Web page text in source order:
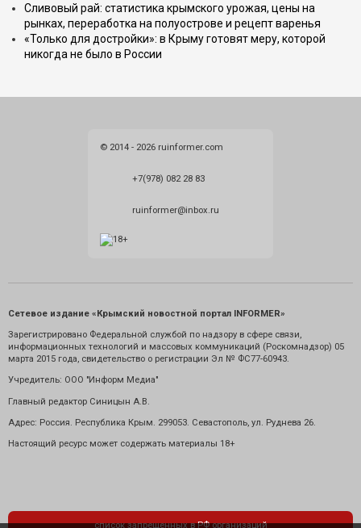
Сливовый рай: статистика крымского урожая, цены на
рынках, переработка на полуострове и рецепт варенья
«Только для достройки»: в Крыму готовят меру, которой
никогда не было в России
© 2014 - 2026 ruinformer.com
+7(978) 082 28 83
ruinformer@inbox.ru
Сетевое издание «Крымский новостной портал INFORMER»
Зарегистрировано Федеральной службой по надзору в сфере связи,
информационных технологий и массовых коммуникаций (Роскомнадзор) 05
марта 2015 года, свидетельство о регистрации Эл № ФС77-60943.
Учредитель: ООО "Информ Медиа"
Главный редактор Синицын А.В.
Адрес: Россия. Республика Крым. 299053. Севастополь, ул. Руднева 26.
Настоящий ресурс может содержать материалы 18+
список запрещенных в РФ организаций